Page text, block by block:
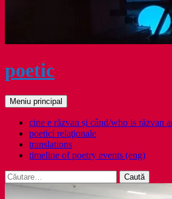
poetic
Caută
Meniu principal
cine e răzvan și când/who is răzvan
poetici relaţionale
translations
timeline of poetry events (eng)
Caută
după: